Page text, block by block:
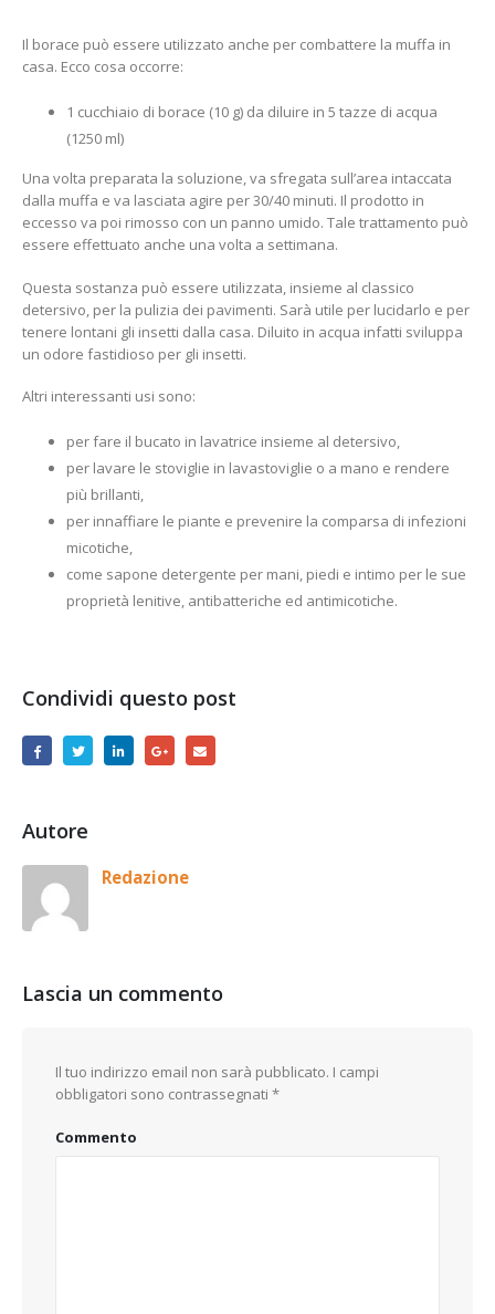
Il borace può essere utilizzato anche per combattere la muffa in
casa. Ecco cosa occorre:
1 cucchiaio di borace (10 g) da diluire in 5 tazze di acqua
(1250 ml)
Una volta preparata la soluzione, va sfregata sull’area intaccata
dalla muffa e va lasciata agire per 30/40 minuti. Il prodotto in
eccesso va poi rimosso con un panno umido. Tale trattamento può
essere effettuato anche una volta a settimana.
Questa sostanza può essere utilizzata, insieme al classico
detersivo, per la pulizia dei pavimenti. Sarà utile per lucidarlo e per
tenere lontani gli insetti dalla casa. Diluito in acqua infatti sviluppa
un odore fastidioso per gli insetti.
Altri interessanti usi sono:
per fare il bucato in lavatrice insieme al detersivo,
per lavare le stoviglie in lavastoviglie o a mano e rendere
più brillanti,
per innaffiare le piante e prevenire la comparsa di infezioni
micotiche,
come sapone detergente per mani, piedi e intimo per le sue
proprietà lenitive, antibatteriche ed antimicotiche.
Condividi questo post
Autore
Redazione
Lascia un commento
Il tuo indirizzo email non sarà pubblicato. I campi
obbligatori sono contrassegnati *
Commento